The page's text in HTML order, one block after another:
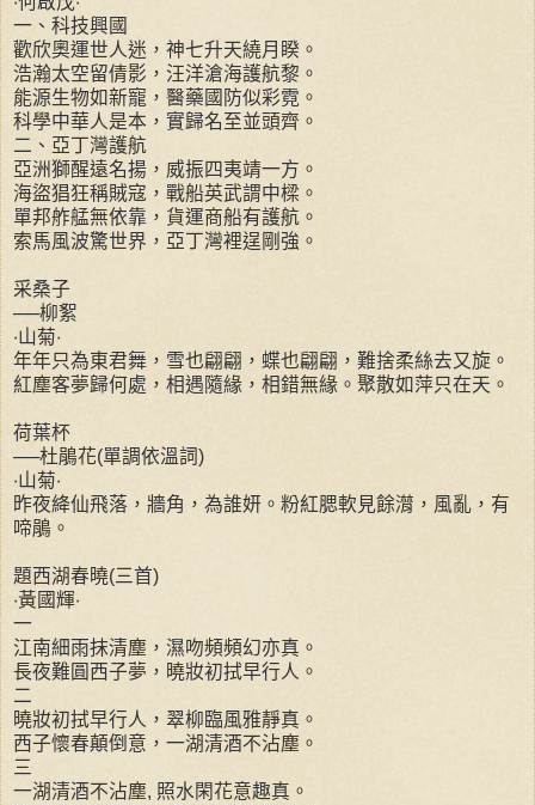
一、科技興國
歡欣奧運世人迷，神七升天繞月睽。
浩瀚太空留倩影，汪洋滄海護航黎。
能源生物如新寵，醫藥國防似彩霓。
科學中華人是本，實歸名至並頭齊。
二、亞丁灣護航
亞洲獅醒遠名揚，威振四夷靖一方。
海盜猖狂稱賊寇，戰船英武謂中樑。
單邦舴艋無依靠，貨運商船有護航。
索馬風波驚世界，亞丁灣裡逞剛強。
采桑子
──柳絮
‧山菊‧
年年只為東君舞，雪也翩翩，蝶也翩翩，難捨柔絲去又旋。
紅塵客夢歸何處，相遇隨緣，相錯無緣。聚散如萍只在天。
荷葉杯
──杜鵑花(單調依溫詞)
‧山菊‧
昨夜絳仙飛落，牆角，為誰妍。粉紅腮軟見餘潸，風亂，有
啼鵑。
題西湖春曉(三首)
‧黃國輝‧
一
江南細雨抹清塵，濕吻頻頻幻亦真。
長夜難圓西子夢，曉妝初拭早行人。
二
曉妝初拭早行人，翠柳臨風雅靜真。
西子懷春顛倒意，一湖清酒不沾塵。
三
一湖清酒不沾塵, 照水閑花意趣真。